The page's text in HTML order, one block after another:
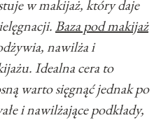
w makijaż, który daje
Baza pod makijaż
nawilża i
Idealna cera to
warto sięgnąć jednak po
i nawilżające podkłady,